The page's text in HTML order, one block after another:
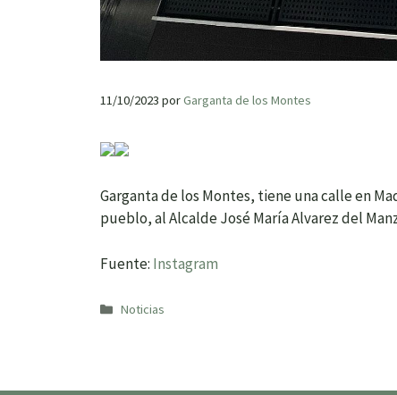
11/10/2023 porGarganta de los Montes
Garganta de los Montes, tiene una calle en
pueblo, al Alcalde José María Alvarez del
Fuente: Instagram
Categorías
Noticias